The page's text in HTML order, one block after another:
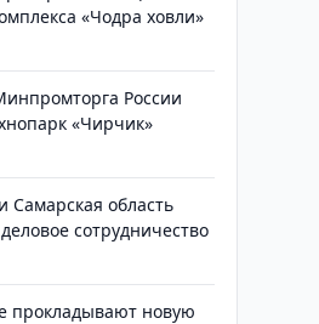
«Чодра ховли»
России
«Чирчик»
Самарская область
сотрудничество
прокладывают новую